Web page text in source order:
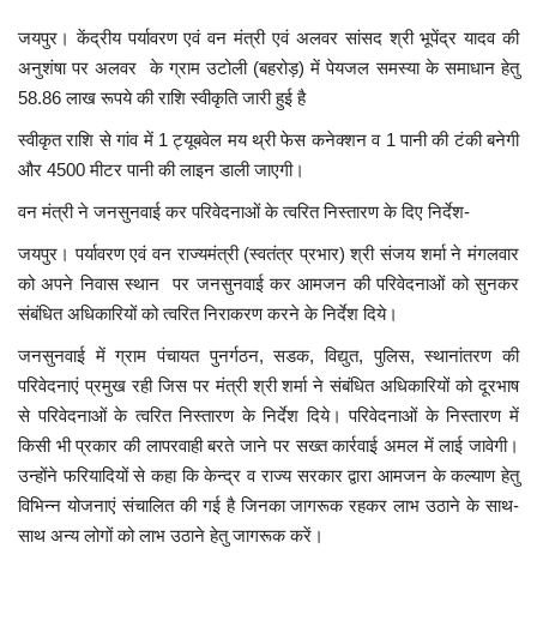
बिजनेस
राशिफल
संपर्क
जयपुर। केंद्रीय पर्यावरण एवं वन मंत्री एवं अलवर सांसद श्री भूपेंद्र यादव की
अनुशंषा पर अलवर के ग्राम उटोली (बहरोड़) में पेयजल समस्या के समाधान हेतु
58.86 लाख रूपये की राशि स्वीकृति जारी हुई है
स्वीकृत राशि से गांव में 1 ट्यूबवेल मय थ्री फेस कनेक्शन व 1 पानी की टंकी बनेगी
और 4500 मीटर पानी की लाइन डाली जाएगी।
वन मंत्री ने जनसुनवाई कर परिवेदनाओं के त्वरित निस्तारण के दिए निर्देश-
जयपुर। पर्यावरण एवं वन राज्यमंत्री (स्वतंत्र प्रभार) श्री संजय शर्मा ने मंगलवार
को अपने निवास स्थान पर जनसुनवाई कर आमजन की परिवेदनाओं को सुनकर
संबंधित अधिकारियों को त्वरित निराकरण करने के निर्देश दिये।
जनसुनवाई में ग्राम पंचायत पुनर्गठन, सडक, विद्युत, पुलिस, स्थानांतरण की
परिवेदनाएं प्रमुख रही जिस पर मंत्री श्री शर्मा ने संबंधित अधिकारियों को दूरभाष
से परिवेदनाओं के त्वरित निस्तारण के निर्देश दिये। परिवेदनाओं के निस्तारण में
किसी भी प्रकार की लापरवाही बरते जाने पर सख्त कार्रवाई अमल में लाई जावेगी।
उन्होंने फरियादियों से कहा कि केन्द्र व राज्य सरकार द्वारा आमजन के कल्याण हेतु
विभिन्न योजनाएं संचालित की गई है जिनका जागरूक रहकर लाभ उठाने के साथ-
साथ अन्य लोगों को लाभ उठाने हेतु जागरूक करें।